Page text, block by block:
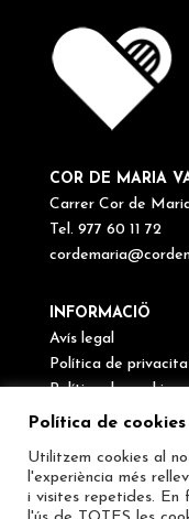
COR DE MARIA
Carrer Cor de
Tel. 977 60 11 72
INFORMACIÖ
Avís legal
Política de
Política de cookies
Canal de denúncies
SEGUEIX-NOS
Política de cookies
Utilitzem cookies al
l'experiència més
i visites repetides. En